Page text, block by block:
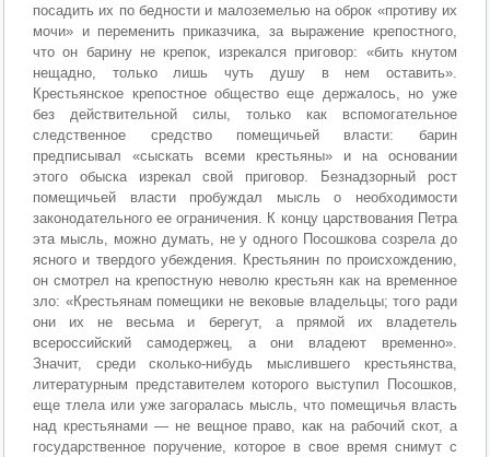
посадить их по бедности и малоземелью на оброк «противу их
мочи» и переменить приказчика, за выражение крепостного,
что он барину не крепок, изрекался приговор: «бить кнутом
нещадно, только лишь чуть душу в нем оставить».
Крестьянское крепостное общество еще держалось, но уже
без действительной силы, только как вспомогательное
следственное средство помещичьей власти: барин
предписывал «сыскать всеми крестьяны» и на основании
этого обыска изрекал свой приговор. Безнадзорный рост
помещичьей власти пробуждал мысль о необходимости
законодательного ее ограничения. К концу царствования Петра
эта мысль, можно думать, не у одного Посошкова созрела до
ясного и твердого убеждения. Крестьянин по происхождению,
он смотрел на крепостную неволю крестьян как на временное
зло: «Крестьянам помещики не вековые владельцы; того ради
они их не весьма и берегут, а прямой их владетель
всероссийский самодержец, а они владеют временно».
Значит, среди сколько-нибудь мыслившего крестьянства,
литературным представителем которого выступил Посошков,
еще тлела или уже загоралась мысль, что помещичья власть
над крестьянами — не вещное право, как на рабочий скот, а
государственное поручение, которое в свое время снимут с